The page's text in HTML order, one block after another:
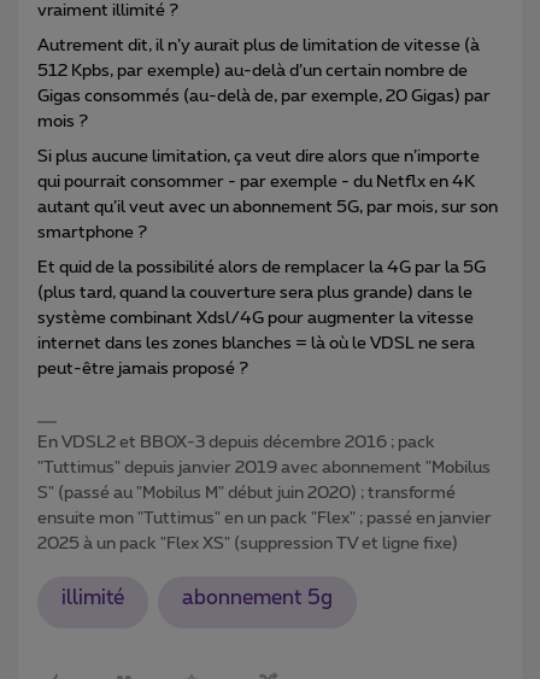
vraiment illimité ?
Autrement dit, il n’y aurait plus de limitation de vitesse (à
512 Kpbs, par exemple) au-delà d’un certain nombre de
Gigas consommés (au-delà de, par exemple, 20 Gigas) par
mois ?
Si plus aucune limitation, ça veut dire alors que n’importe
qui pourrait consommer - par exemple - du Netflx en 4K
autant qu’il veut avec un abonnement 5G, par mois, sur son
smartphone ?
Et quid de la possibilité alors de remplacer la 4G par la 5G
(plus tard, quand la couverture sera plus grande) dans le
système combinant Xdsl/4G pour augmenter la vitesse
internet dans les zones blanches = là où le VDSL ne sera
peut-être jamais proposé ?
En VDSL2 et BBOX-3 depuis décembre 2016 ; pack
"Tuttimus" depuis janvier 2019 avec abonnement "Mobilus
S" (passé au "Mobilus M" début juin 2020) ; transformé
ensuite mon "Tuttimus" en un pack "Flex" ; passé en janvier
2025 à un pack "Flex XS" (suppression TV et ligne fixe)
illimité abonnement 5g